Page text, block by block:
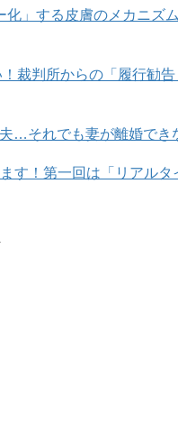
コピーされたものを手
」する皮膚のメカニズ
裁判所からの「履行勧
…それでも妻が離婚でき
す！第一回は「リアル